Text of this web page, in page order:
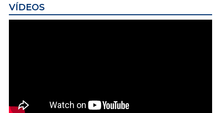
VÍDEOS